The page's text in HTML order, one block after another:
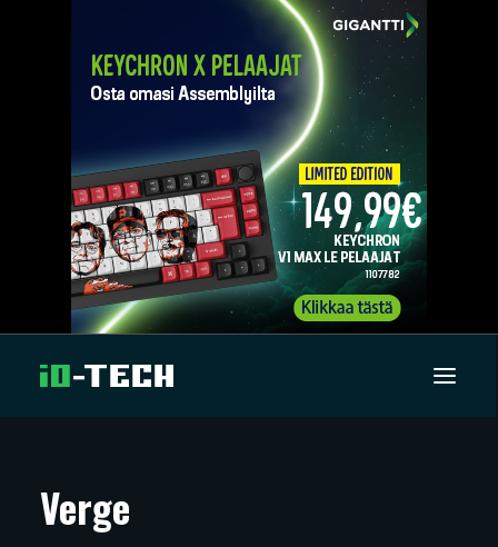
ARTIKKELIT
Verge